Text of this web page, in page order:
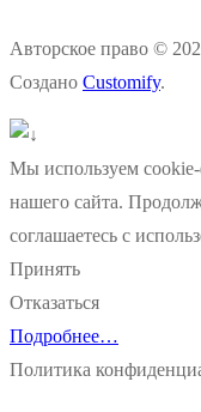
Авторское право ©
Создано Customify.
Мы используем
нашего сайта.
соглашаетесь с
Принять
Отказаться
Подробнее…
Политика